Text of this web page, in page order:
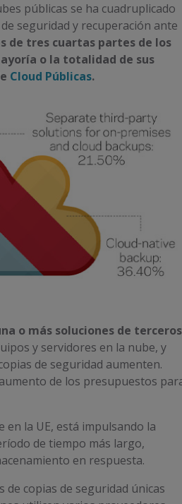
públicas se ha cuadruplicado
seguridad y recuperación ante
de tres cuartas partes de los
o la totalidad de sus
Cloud Públicas.
o más soluciones de terceros
y servidores en la nube, y
de seguridad aumenten.
de los presupuestos
en la UE, está impulsando la
de tiempo más largo,
en respuesta.
de copias de seguridad únicas